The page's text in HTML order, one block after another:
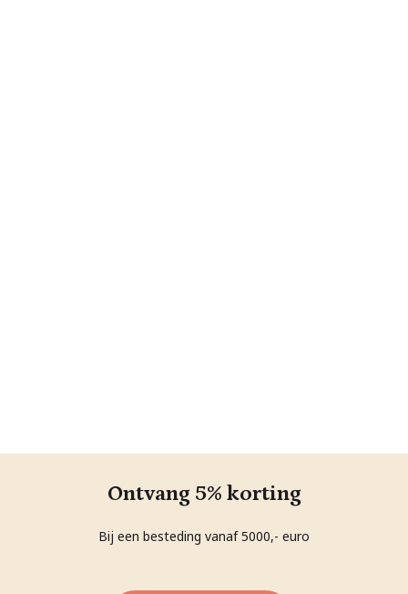
Ontvang 5% korting
Bij een besteding vanaf 5000,- euro